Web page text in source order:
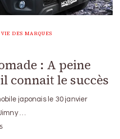
VIE DES MARQUES
: A peine
connait le succès
japonais le 30 janvier
…